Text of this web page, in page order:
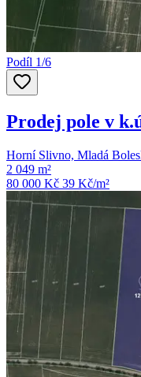
Podíl 1/6
Prodej pole v
Horní Slivno, Mladá
2 049 m²
80 000 Kč 39 Kč/m²